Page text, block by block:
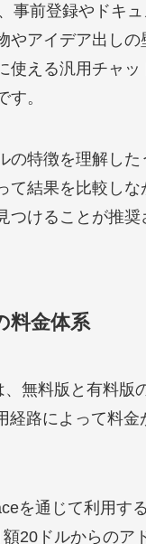
事前登録やドキ
やアイデア出しの
使える汎用チャッ
す。
の特徴を理解した
て結果を比較しな
つけることが推奨
料金体系
無料版と有料版
経路によって料金
を通じて利用す
20ドルからのア